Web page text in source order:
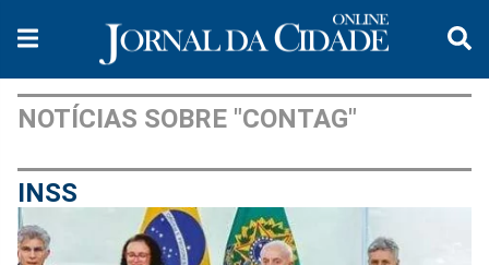
NOTÍCIAS SOBRE "CONTAG"
INSS